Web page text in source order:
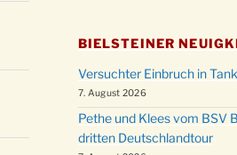
BIELSTEINER
Versuchter Einbruch in
7. August 2026
Pethe und Klees vom BSV
dritten Deutschlandtour